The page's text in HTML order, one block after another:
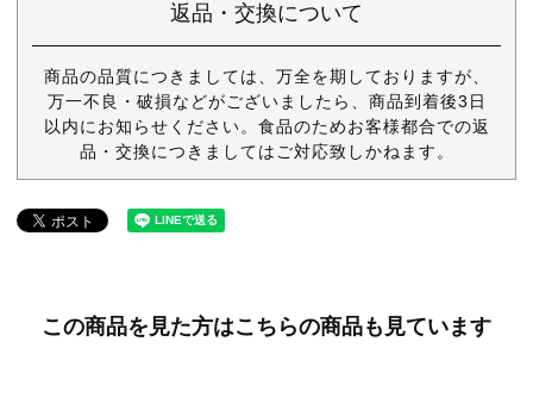
返品・交換について
商品の品質につきましては、万全を期しておりますが、
万一不良・破損などがございましたら、商品到着後3日
以内にお知らせください。食品のためお客様都合での返
品・交換につきましてはご対応致しかねます。
この商品を見た方はこちらの商品も見ています